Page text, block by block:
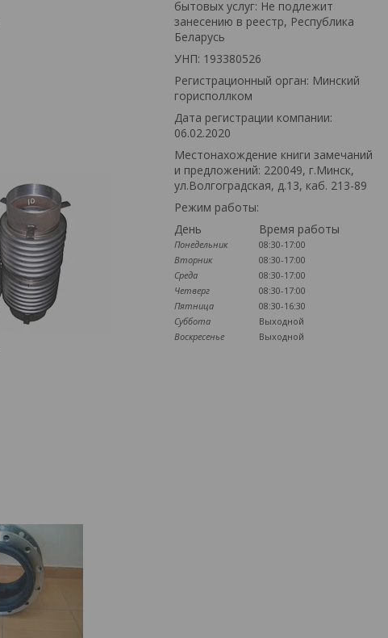
бытовых услуг: Не подлежит
занесению в реестр, Республика
Беларусь
УНП: 193380526
Регистрационный орган: Минский
горисполлком
Дата регистрации компании:
06.02.2020
Местонахождение книги замечаний
и предложений: 220049, г.Минск,
ул.Волгоградская, д.13, каб. 213-89
Режим работы:
День
Время работы
Понедельник
08:30-17:00
Вторник
08:30-17:00
Среда
08:30-17:00
Четверг
08:30-17:00
Пятница
08:30-16:30
Суббота
Выходной
Воскресенье
Выходной